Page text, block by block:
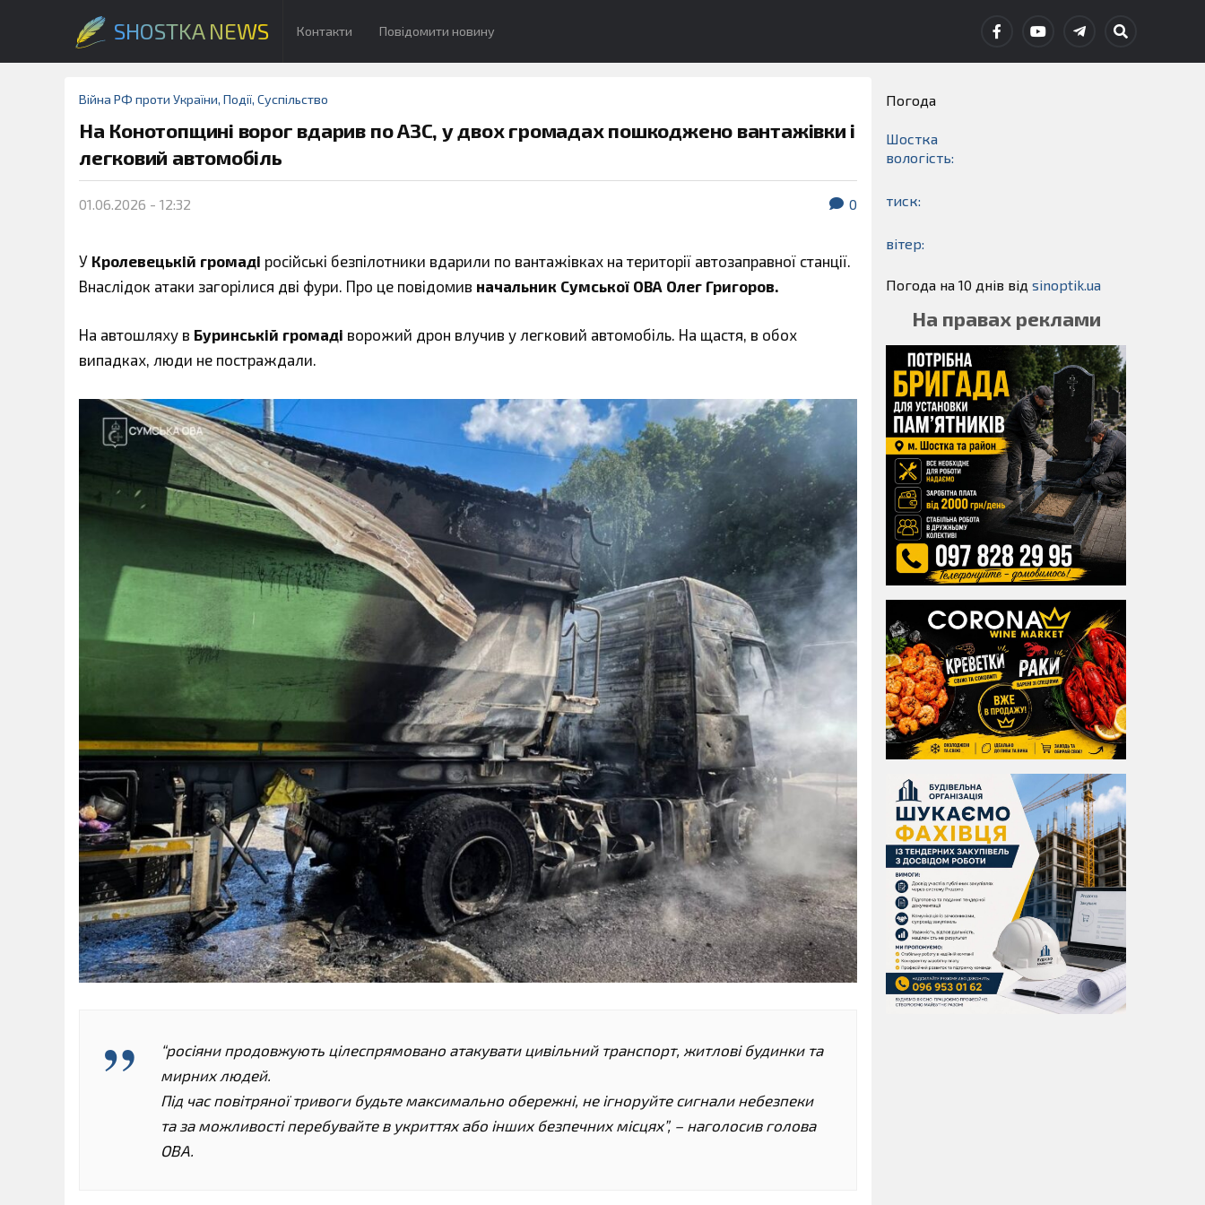
SHOSTKA NEWS Контакти Повідомити новину
Війна РФ проти України, Події, Суспільство
На Конотопщині ворог вдарив по АЗС, у двох громадах пошкоджено вантажівки і
легковий автомобіль
01.06.2026 - 12:32 0
У Кролевецькій громаді російські безпілотники вдарили по вантажівках на території автозаправної станції.
Внаслідок атаки загорілися дві фури. Про це повідомив начальник Сумської ОВА Олег Григоров.
На автошляху в Буринській громаді ворожий дрон влучив у легковий автомобіль. На щастя, в обох
випадках, люди не постраждали.
“росіяни продовжують цілеспрямовано атакувати цивільний транспорт, житлові будинки та
мирних людей.
Під час повітряної тривоги будьте максимально обережні, не ігноруйте сигнали небезпеки
та за можливості перебувайте в укриттях або інших безпечних місцях”, – наголосив голова
ОВА.
Погода
Шостка
вологість:
тиск:
вітер:
Погода на 10 днів від sinoptik.ua
На правах реклами